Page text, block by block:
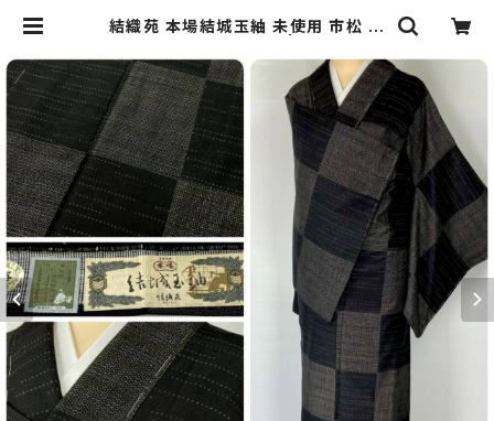
結織苑 本場結城玉紬 未使用 市松 小
e:和 [online store] キモノリワ 着
物 帯